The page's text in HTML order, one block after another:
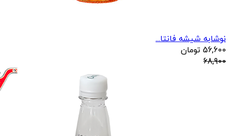
نوشابه شیشه فانتا...
56,600 تومان
68,900